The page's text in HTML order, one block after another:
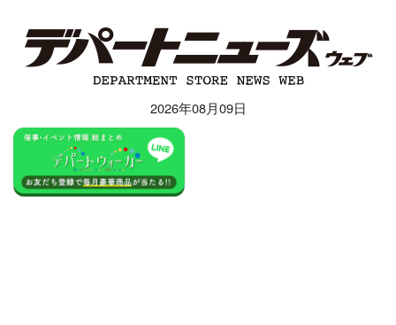
2026年08月09日